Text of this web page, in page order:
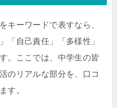
キーワードで表すなら、
「自己責任」「多様性」
。ここでは、中学生の皆
のリアルな部分を、口コ
す。